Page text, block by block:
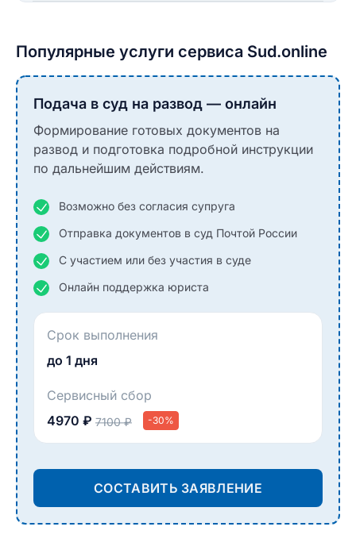
Популярные услуги сервиса Sud.online
Подача в суд на развод — онлайн
Формирование готовых документов на
развод и подготовка подробной инструкции
по дальнейшим действиям.
Возможно без согласия супруга
Отправка документов в суд Почтой России
С участием или без участия в суде
Онлайн поддержка юриста
Срок выполнения
до 1 дня
Сервисный сбор
4970 ₽ 7100 ₽ -30%
СОСТАВИТЬ ЗАЯВЛЕНИЕ